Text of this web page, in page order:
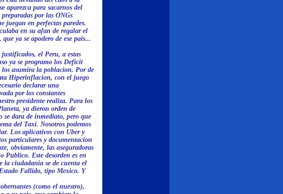
para sacarnos del
por las ONGs
en perfectas paredes.
en su afan de regalar el
ya se apodero de ese pais...
el Peru, a estas
ya se programo los Deficit
los asumira la poblacion. Por de
Hiperinflacion, con el juego
declarar una
por los constantes
presidente realiza. Para los
ya dieron orden de
dara de inmediato, pero que
del Taxi. Nosotros podemos
Los aplicativos con Uber y
particulares y documentacion
obviamente, las aseguradoras
Publico. Este desorden es en
la ciudadania se de cuenta el
Fallido, tipo Mexico. Y
(como el nuestro),